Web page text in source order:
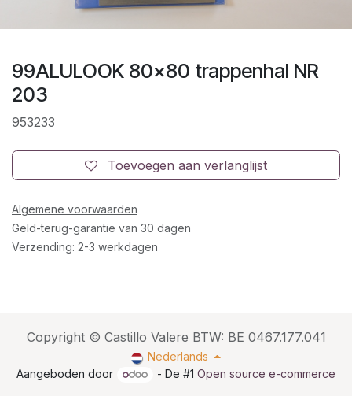
99ALULOOK 80x80 trappenhal NR
203
953233
Toevoegen aan verlanglijst
Algemene voorwaarden
Geld-terug-garantie van 30 dagen
Verzending: 2-3 werkdagen
Copyright © Castillo Valere BTW: BE 0467.177.041
Nederlands
Aangeboden door
- De #1Open source e-commerce